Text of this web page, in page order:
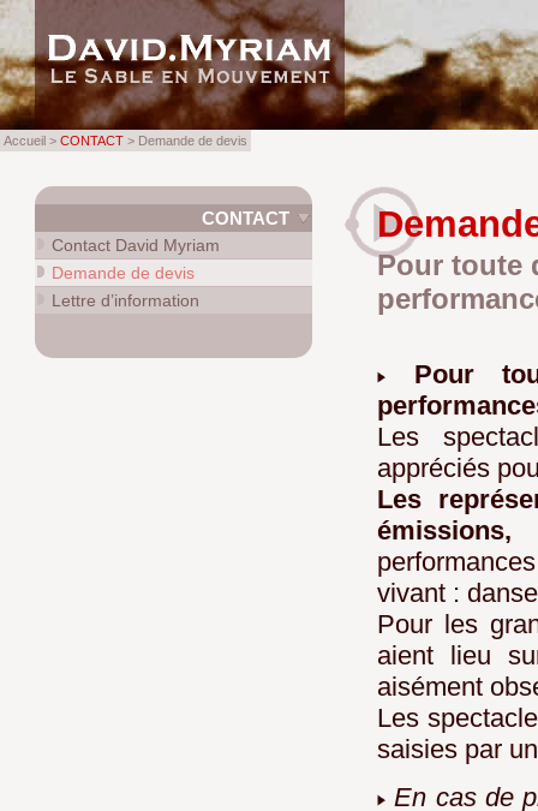
Pour toute
Pour
Les
appréciés
Les
émissions,
vivant :
Pour les
aient lieu
aisément
Les
saisies par
En cas de
CONTACT
Contact David Myriam
Demande de devis
Lettre d’information
Accueil > CONTACT > Demande de devis